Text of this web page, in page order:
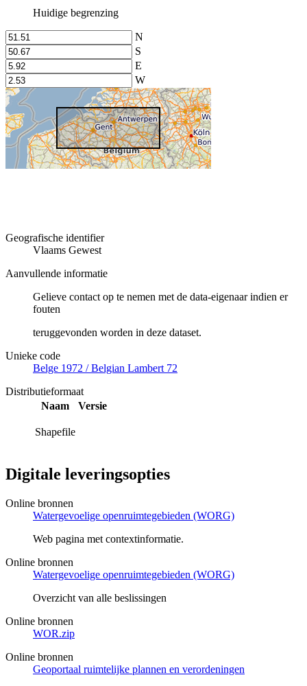
Huidige begrenzing
N
S
E
W
Geografische identifier
Vlaams Gewest
Aanvullende informatie
Gelieve contact op te nemen met de data-eigenaar indien er
fouten
teruggevonden worden in deze dataset.
Unieke code
Belge 1972 / Belgian Lambert 72
Distributieformaat
Naam
Versie
Shapefile
Digitale leveringsopties
Online bronnen
Watergevoelige openruimtegebieden (WORG)
Web pagina met contextinformatie.
Online bronnen
Watergevoelige openruimtegebieden (WORG)
Overzicht van alle beslissingen
Online bronnen
WOR.zip
Online bronnen
Geoportaal ruimtelijke plannen en verordeningen